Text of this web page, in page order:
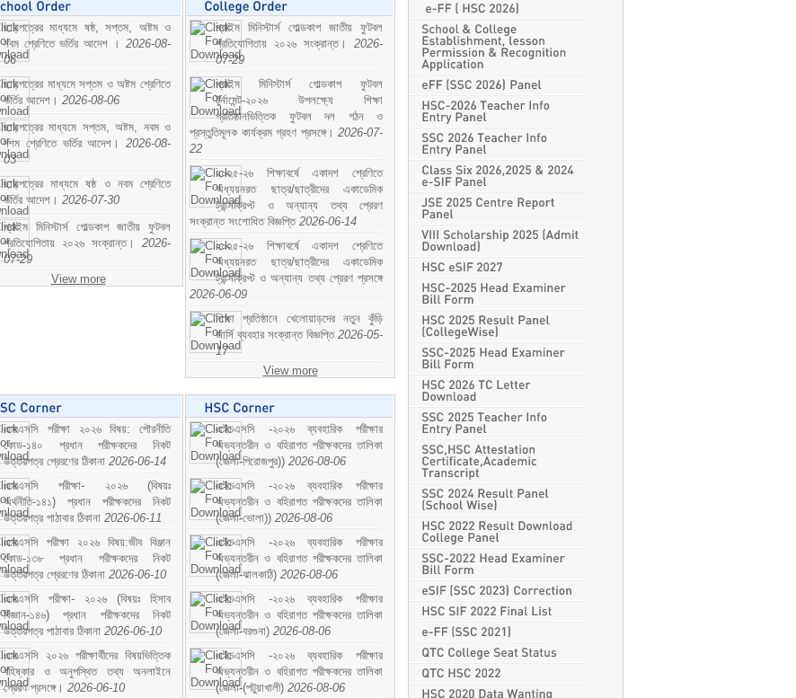
ছাড়পত্রের মাধ্যমে ষষ্ঠ, সপ্তম, অষ্টম ও
নবম শ্রেণিতে ভর্তির আদেশ । 2026-08-
06
ছাড়পত্রের মাধ্যমে সপ্তম ও অষ্টম শ্রেণিতে
ভর্তির আদেশ। 2026-08-06
ছাড়পত্রের মাধ্যমে সপ্তম, অষ্টম, নবম ও
দশম শ্রেণিতে ভর্তির আদেশ। 2026-08-
03
ছাড়পত্রের মাধ্যমে ষষ্ঠ ও নবম শ্রেণিতে
ভর্তির আদেশ। 2026-07-30
প্রাইম মিনিস্টার্স গোল্ডকাপ জাতীয় ফুটবল
প্রতিযোগিতায় ২০২৬ সংক্রান্ত। 2026-
07-29
View more
প্রাইম মিনিস্টার্স গোল্ডকাপ জাতীয় ফুটবল
প্রতিযোগিতায় ২০২৬ সংক্রান্ত। 2026-
07-29
প্রাইম মিনিস্টার্স গোল্ডকাপ ফুটবল
টুর্নামেন্ট-২০২৬ উপলক্ষ্যে শিক্ষা
প্রতিষ্ঠানভিত্তিক ফুটবল দল গঠন ও
প্রস্তুতিমূলক কার্যক্রম গ্রহণ প্রসঙ্গে। 2026-07-
22
২০২৫-২৬ শিক্ষাবর্ষে একাদশ শ্রেণিতে
অধ্যয়নরত ছাত্র/ছাত্রীদের একাডেমিক
ট্রান্সক্রিপ্ট ও অন্যান্য তথ্য প্রেরণ
সংক্রান্ত সংশোধিত বিজ্ঞপ্তি 2026-06-14
২০২৫-২৬ শিক্ষাবর্ষে একাদশ শ্রেণিতে
অধ্যয়নরত ছাত্র/ছাত্রীদের একাডেমিক
ট্রান্সক্রিপ্ট ও অন্যান্য তথ্য প্রেরণ প্রসঙ্গে
2026-06-09
শিক্ষা প্রতিষ্ঠানে খেলোয়াড়দের নতুন কুঁড়ি
জার্সি ব্যবহার সংক্রান্ত বিজ্ঞপ্তি 2026-05-
17
View more
এসএসসি পরীক্ষা ২০২৬ বিষয়: পৌরনীতি
কোড-১৪০ প্রধান পরীক্ষকদের নিকট
উত্তরপত্র প্রেরণের ঠিকানা 2026-06-14
এসএসসি পরীক্ষা- ২০২৬ (বিষয়ঃ
অর্থনীতি-১৪১) প্রধান পরীক্ষকদের নিকট
উত্তরপত্র পাঠাবার ঠিকানা 2026-06-11
এসএসসি পরীক্ষা ২০২৬ বিষয়:জীব বিঞ্জান
কোড-১৩৮ প্রধান পরীক্ষকদের নিকট
উত্তরপত্র প্রেরণের ঠিকানা 2026-06-10
এসএসসি পরীক্ষা- ২০২৬ (বিষয়ঃ হিসাব
বিজ্ঞান-১৪৬) প্রধান পরীক্ষকদের নিকট
উত্তরপত্র পাঠাবার ঠিকানা 2026-06-10
এসএসসি ২০২৬ পরীক্ষার্থীদের বিষয়ভিত্তিক
বহিষ্কার ও অনুপস্থিত তথ্য অনলাইনে
প্রেরণ প্রসঙ্গে। 2026-06-10
এইচএসসি -২০২৬ ব্যবহারিক পরীক্ষার
অভ্যন্তরীন ও বহিরাগত পরীক্ষকদের তালিকা
(জেলা-পিরোজপুর)) 2026-08-06
এইচএসসি -২০২৬ ব্যবহারিক পরীক্ষার
অভ্যন্তরীন ও বহিরাগত পরীক্ষকদের তালিকা
(জেলা-ভোলা)) 2026-08-06
এইচএসসি -২০২৬ ব্যবহারিক পরীক্ষার
অভ্যন্তরীন ও বহিরাগত পরীক্ষকদের তালিকা
(জেলা-ঝালকাঠি) 2026-08-06
এইচএসসি -২০২৬ ব্যবহারিক পরীক্ষার
অভ্যন্তরীন ও বহিরাগত পরীক্ষকদের তালিকা
(জেলা-বরগুনা) 2026-08-06
এইচএসসি -২০২৬ ব্যবহারিক পরীক্ষার
অভ্যন্তরীন ও বহিরাগত পরীক্ষকদের তালিকা
(জেলা-(পটুয়াখালী) 2026-08-06